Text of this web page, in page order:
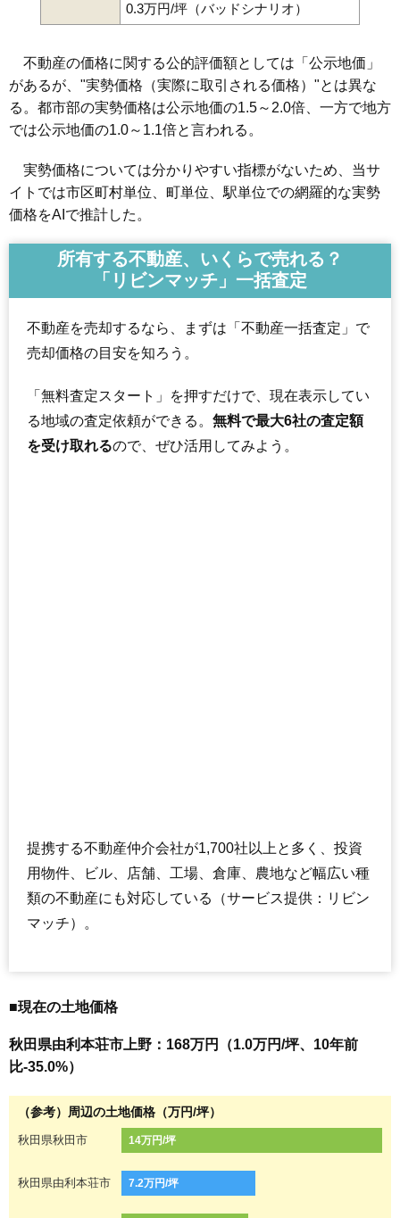
0.3万円/坪（バッドシナリオ）
不動産の価格に関する公的評価額としては「公示地価」
があるが、"実勢価格（実際に取引される価格）"とは異な
る。都市部の実勢価格は公示地価の1.5～2.0倍、一方で地方
では公示地価の1.0～1.1倍と言われる。
実勢価格については分かりやすい指標がないため、当サ
イトでは市区町村単位、町単位、駅単位での網羅的な実勢
価格をAIで推計した。
所有する不動産、いくらで売れる？
「リビンマッチ」一括査定
不動産を売却するなら、まずは「不動産一括査定」で
売却価格の目安を知ろう。
「無料査定スタート」を押すだけで、現在表示してい
る地域の査定依頼ができる。 無料で最大6社の査定額
を受け取れるので、ぜひ活用してみよう。
提携する不動産仲介会社が1,700社以上と多く、投資
用物件、ビル、店舗、工場、倉庫、農地など幅広い種
類の不動産にも対応している（サービス提供：リビン
マッチ）。
■現在の土地価格
秋田県由利本荘市上野：168万円（1.0万円/坪、10年前
比-35.0%）
（参考）周辺の土地価格（万円/坪）
秋田県秋田市 14万円/坪
秋田県由利本荘市 7.2万円/坪